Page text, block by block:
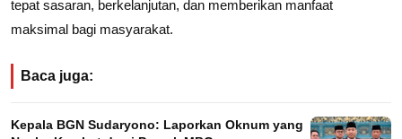
tepat sasaran, berkelanjutan, dan memberikan manfaat
maksimal bagi masyarakat.
Baca juga:
Kepala BGN Sudaryono: Laporkan Oknum yang